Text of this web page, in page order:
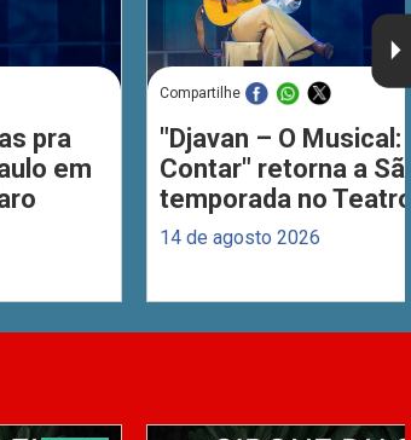
pra
em
Compartilhe
"Djavan – O Musical:
Contar" retorna a
temporada no
14 de agosto 2026